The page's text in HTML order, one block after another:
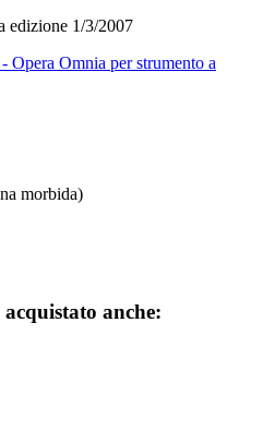
edizione 1/3/2007
Opera Omnia per strumento a
morbida)
anche: